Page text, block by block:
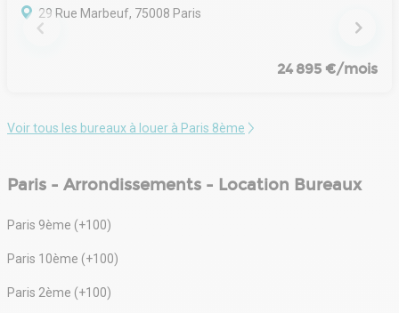
29 Rue Marbeuf, 75008 Paris
24 895 €/mois
Voir tous les bureaux à louer à Paris 8ème
Paris - Arrondissements - Location Bureaux
Paris 9ème (+100)
Paris 10ème (+100)
Paris 2ème (+100)